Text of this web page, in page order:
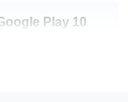
Play 10